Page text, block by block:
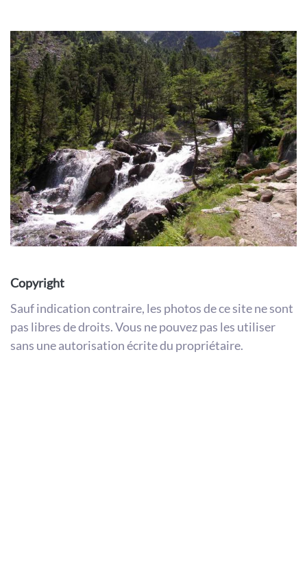
Copyright
Sauf indication contraire, les photos de ce site ne sont
pas libres de droits. Vous ne pouvez pas les utiliser
sans une autorisation écrite du propriétaire.